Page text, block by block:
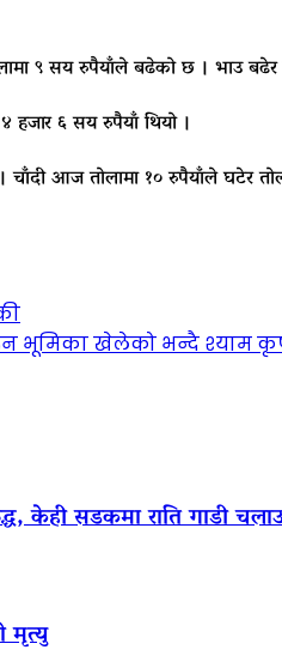
९ सय रुपैयाँले बढेको छ । भाउ
हजार ६ सय रुपैयाँ थियो ।
आज तोलामा १० रुपैयाँले घटेर
भूमिका खेलेको भन्दै श्याम
केही सडकमा राति गाडी
मृत्यु